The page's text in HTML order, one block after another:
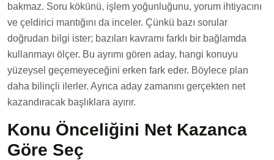
bakmaz. Soru kökünü, işlem yoğunluğunu, yorum ihtiyacını
ve çeldirici mantığını da inceler. Çünkü bazı sorular
doğrudan bilgi ister; bazıları kavramı farklı bir bağlamda
kullanmayı ölçer. Bu ayrımı gören aday, hangi konuyu
yüzeysel geçemeyeceğini erken fark eder. Böylece plan
daha bilinçli ilerler. Ayrıca aday zamanını gerçekten net
kazandıracak başlıklara ayırır.
Konu Önceliğini Net Kazanca
Göre Seç